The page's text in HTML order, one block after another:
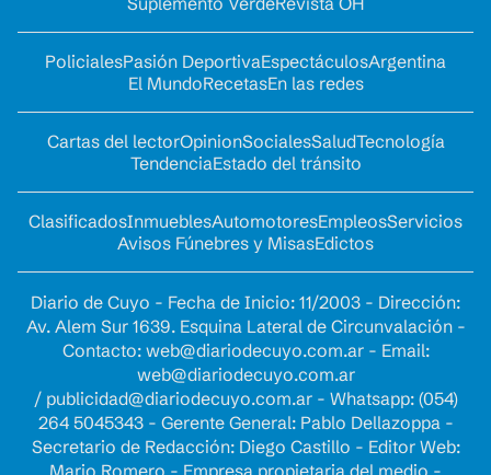
PolicialesPasión DeportivaEspectáculosArgentina
El MundoRecetasEn las redes
Cartas del lectorOpinionSocialesSaludTecnología
TendenciaEstado del tránsito
ClasificadosInmueblesAutomotoresEmpleosServicios
Avisos Fúnebres y MisasEdictos
Diario de Cuyo - Fecha de Inicio: 11/2003 - Dirección:
Av. Alem Sur 1639. Esquina Lateral de Circunvalación -
Contacto: web@diariodecuyo.com.ar- Email:
web@diariodecuyo.com.ar
/ publicidad@diariodecuyo.com.ar- Whatsapp: (054)
264 5045343 - Gerente General: Pablo Dellazoppa -
Secretario de Redacción: Diego Castillo - Editor Web:
Mario Romero - Empresa propietaria del medio -